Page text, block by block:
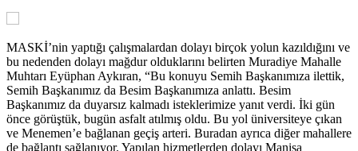
MASKİ’nin yaptığı çalışmalardan dolayı birçok yolun kazıldığını ve
bu nedenden dolayı mağdur olduklarını belirten Muradiye Mahalle
Muhtarı Eyüphan Aykıran, “Bu konuyu Semih Başkanımıza ilettik,
Semih Başkanımız da Besim Başkanımıza anlattı. Besim
Başkanımız da duyarsız kalmadı isteklerimize yanıt verdi. İki gün
önce görüştük, bugün asfalt atılmış oldu. Bu yol üniversiteye çıkan
ve Menemen’e bağlanan geçiş arteri. Buradan ayrıca diğer mahallere
de bağlantı sağlanıyor. Yapılan hizmetlerden dolayı Manisa